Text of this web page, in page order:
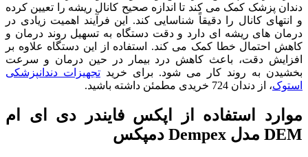
دندان ‌پزشک کمک می ‌کند تا اندازه صحیح کانال ریشه را تعیین کرده
و انتهای کانال را دقیقاً شناسایی کند. این فرآیند اهمیت زیادی در
درمان ‌های ریشه ‌ای دارد و دقت دستگاه به تسهیل روند درمان و
کاهش احتمال خطا کمک می ‌کند. استفاده از این دستگاه علاوه بر
افزایش دقت، باعث کاهش درد بیمار در حین درمان و سرعت
بخشیدن به روند کار می ‌شود. برای خرید تجهیزات دندانپزشکی
استوک، از دندان 724 خریدی مطمئن داشته باشید.
موارد استفاده از اپکس فایندر دی ای ام
DEM مدل Dempex دمپکس